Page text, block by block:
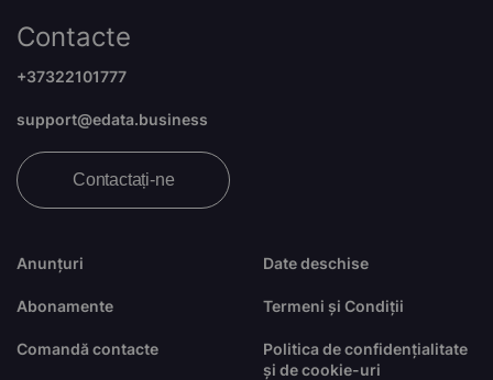
Anunțuri
Abonamente
Comandă contacte
Date deschise
Termeni și Condiții
Politica de confidențialitate
și de cookie-uri
Contacte
+37322101777
support@edata.business
Contactați-ne